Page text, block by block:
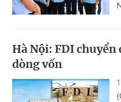
Hà Nội: FDI
dòng vốn